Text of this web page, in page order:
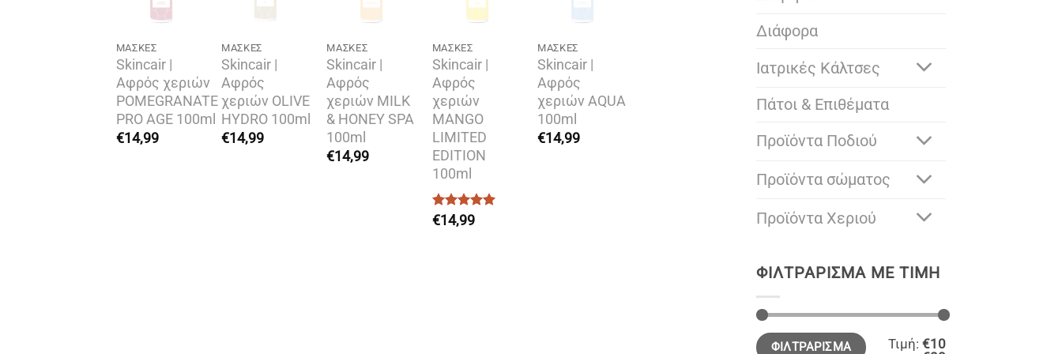
MΆΣΚΕΣ
Skincair |
Αφρός χεριών
POMEGRANATE
PRO AGE 100ml
€14,99
MΆΣΚΕΣ
Skincair |
Αφρός
χεριών OLIVE
HYDRO 100ml
€14,99
MΆΣΚΕΣ
Skincair |
Αφρός
χεριών MILK
& HONEY SPA
100ml
€14,99
MΆΣΚΕΣ
Skincair |
Αφρός
χεριών
MANGO
LIMITED
EDITION
100ml
Βαθμολογήθηκε
5από 5
€14,99
MΆΣΚΕΣ
Skincair |
Αφρός
χεριών AQUA
100ml
€14,99
Διάφορα
Ιατρικές Κάλτσες
Πάτοι & Επιθέματα
Προϊόντα Ποδιού
Προϊόντα σώματος
Προϊόντα Χεριού
ΦΙΛΤΡΆΡΙΣΜΑ ΜΕ ΤΙΜΉ
Ελάχιστη
τιμή
Μέγιστη
τιμήΦΙΛΤΡΆΡΙΣΜΑ Τιμή: €10